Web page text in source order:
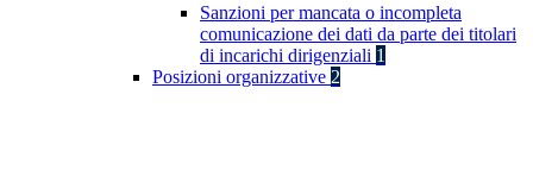
Sanzioni per mancata o incompleta
comunicazione dei dati da parte dei titolari
di incarichi dirigenziali 1
Posizioni organizzative 2